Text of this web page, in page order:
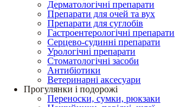
Дерматологічні препарати
Препарати для очей та вух
Препарати для суглобів
Гастроентерологічні препарати
Серцево-судинні препарати
Урологічні препарати
Стоматологічні засоби
Антибіотики
Ветеринарні аксесуари
Прогулянки і подорожі
Переноски, сумки, рюкзаки